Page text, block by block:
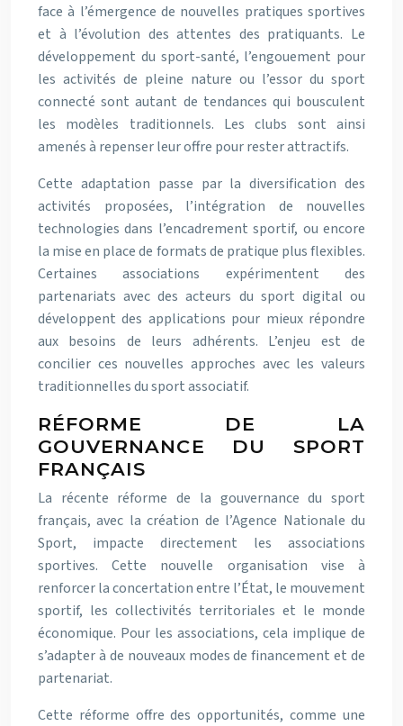
face à l’émergence de nouvelles pratiques sportives
et à l’évolution des attentes des pratiquants. Le
développement du sport-santé, l’engouement pour
les activités de pleine nature ou l’essor du sport
connecté sont autant de tendances qui bousculent
les modèles traditionnels. Les clubs sont ainsi
amenés à repenser leur offre pour rester attractifs.
Cette adaptation passe par la diversification des
activités proposées, l’intégration de nouvelles
technologies dans l’encadrement sportif, ou encore
la mise en place de formats de pratique plus flexibles.
Certaines associations expérimentent des
partenariats avec des acteurs du sport digital ou
développent des applications pour mieux répondre
aux besoins de leurs adhérents. L’enjeu est de
concilier ces nouvelles approches avec les valeurs
traditionnelles du sport associatif.
RÉFORME DE LA
GOUVERNANCE DU SPORT
FRANÇAIS
La récente réforme de la gouvernance du sport
français, avec la création de l’Agence Nationale du
Sport, impacte directement les associations
sportives. Cette nouvelle organisation vise à
renforcer la concertation entre l’État, le mouvement
sportif, les collectivités territoriales et le monde
économique. Pour les associations, cela implique de
s’adapter à de nouveaux modes de financement et de
partenariat.
Cette réforme offre des opportunités, comme une